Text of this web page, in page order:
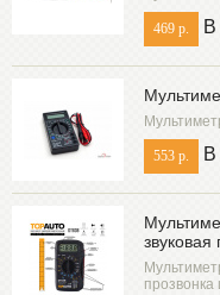
469 р. В
553 р. В